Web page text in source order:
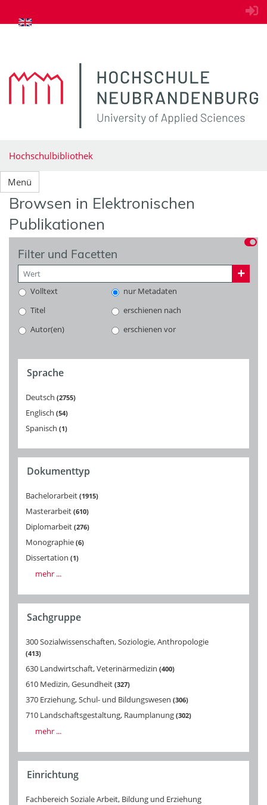
zum Inhalt springen
Hochschulbibliothek
Menü
Browsen in Elektronischen
Publikationen
Filter und Facetten
Volltext
nur Metadaten
Titel
erschienen nach
Autor(en)
erschienen vor
Sprache
Deutsch 2755
Englisch 54
Spanisch 1
Dokumenttyp
Bachelorarbeit 1915
Masterarbeit 610
Diplomarbeit 276
Monographie 6
Dissertation 1
mehr ...
Sachgruppe
300 Sozialwissenschaften, Soziologie, Anthropologie
413
630 Landwirtschaft, Veterinärmedizin 400
610 Medizin, Gesundheit 327
370 Erziehung, Schul- und Bildungswesen 306
710 Landschaftsgestaltung, Raumplanung 302
mehr ...
Einrichtung
Fachbereich Soziale Arbeit, Bildung und Erziehung